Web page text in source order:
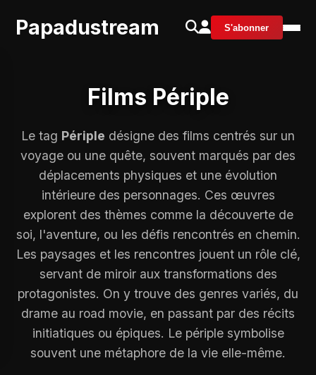
Papadustream S'abonner
Films Périple
Le tag Périple désigne des films centrés sur un
voyage ou une quête, souvent marqués par des
déplacements physiques et une évolution
intérieure des personnages. Ces œuvres
explorent des thèmes comme la découverte de
soi, l'aventure, ou les défis rencontrés en chemin.
Les paysages et les rencontres jouent un rôle clé,
servant de miroir aux transformations des
protagonistes. On y trouve des genres variés, du
drame au road movie, en passant par des récits
initiatiques ou épiques. Le périple symbolise
souvent une métaphore de la vie elle-même.